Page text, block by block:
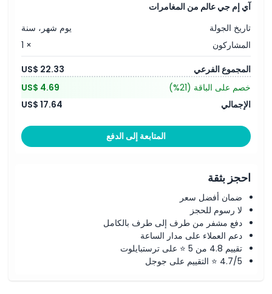
آي إم جي عالم من المغامرات
تاريخ الجولة
يوم شهر، سنة
المشاركون
× 1
المجموع الفرعي
US$ 22.33
خصم على الباقة (21%)
US$ 4.69
الإجمالي
US$ 17.64
المتابعة إلى الدفع
احجز بثقة
ضمان أفضل سعر
لا رسوم للحجز
دفع مشفر من طرف إلى طرف بالكامل
دعم العملاء على مدار الساعة
تقييم 4.8 من 5 ⭐ على ترستبايلوت
4.7/5 ⭐ التقييم على جوجل